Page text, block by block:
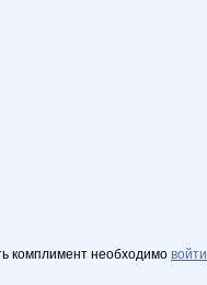
комплимент необходимо войти